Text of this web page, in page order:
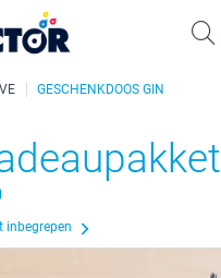
GESCHENKDOOS GIN
inbegrepen